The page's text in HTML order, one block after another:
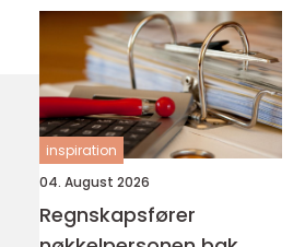
inspiration
04. August 2026
Regnskapsfører